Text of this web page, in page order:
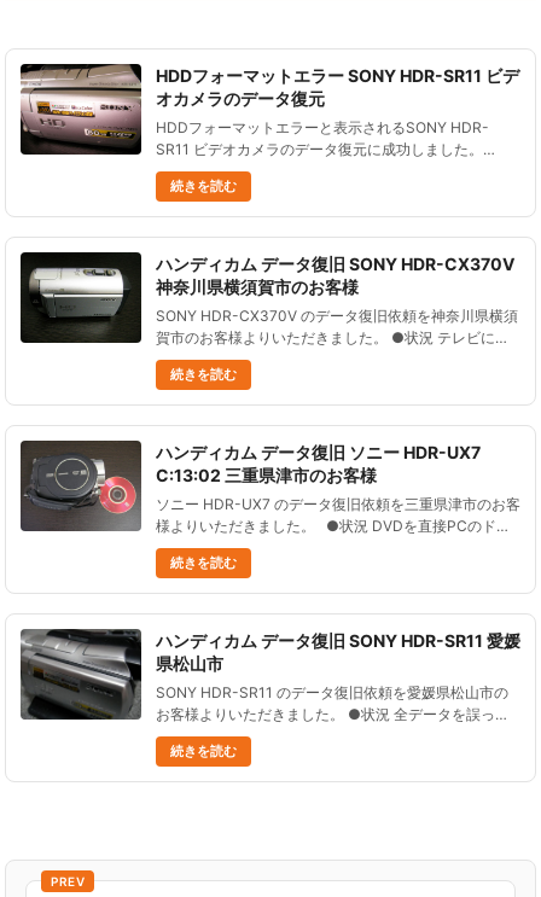
HDDフォーマットエラー SONY HDR-SR11 ビデ
オカメラのデータ復元
HDDフォーマットエラーと表示されるSONY HDR-
SR11 ビデオカメラのデータ復元に成功しました。
「HDDフォーマットエラー」と表示されて使用できな
くなった。 フォーマットは実行していない。 試しにＰ
Ｃにつないで......
続きを読む
ハンディカム データ復旧 SONY HDR-CX370V
神奈川県横須賀市のお客様
SONY HDR-CX370V のデータ復旧依頼を神奈川県横須
賀市のお客様よりいただきました。 ●状況 テレビにつ
ないだ際に初期化されたようだ。 ●データ復元処理の結
果 １７０の静止画、 ３６３の動画、再生時間７時間５
９......
続きを読む
ハンディカム データ復旧 ソニー HDR-UX7
C:13:02 三重県津市のお客様
ソニー HDR-UX7 のデータ復旧依頼を三重県津市のお客
様よりいただきました。 ●状況 DVDを直接PCのドラ
イブへ入れたら、自動的にフォーマットしそうになっ
た。 フォーマット処理が開始されたことに気づき......
続きを読む
ハンディカム データ復旧 SONY HDR-SR11 愛媛
県松山市
SONY HDR-SR11 のデータ復旧依頼を愛媛県松山市の
お客様よりいただきました。 ●状況 全データを誤って
消してしまった。 かなり大切な動画データなので、な
んとかして復元したい！ ●データ復元処理の結果 必要
なデー......
続きを読む
PREV